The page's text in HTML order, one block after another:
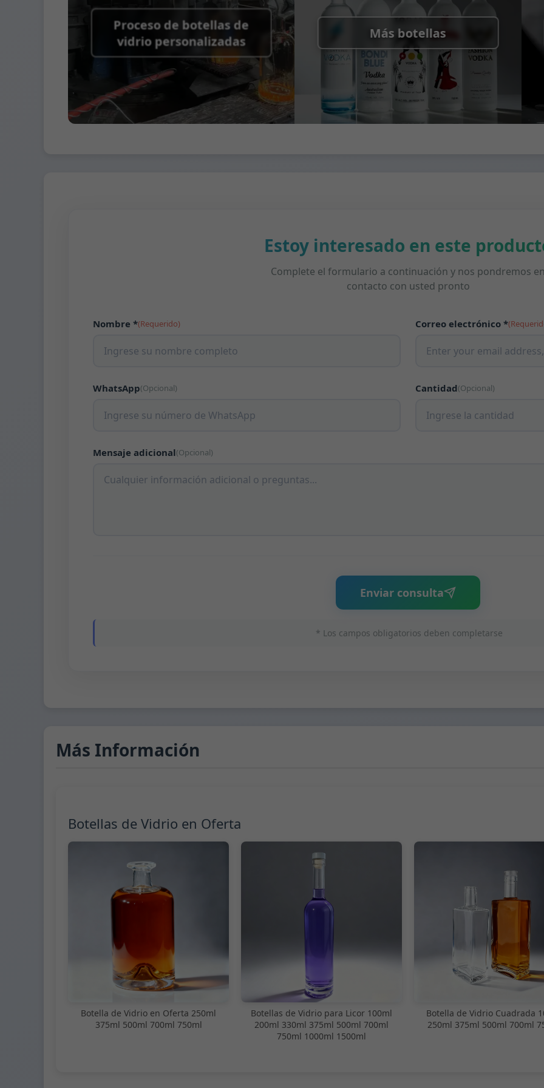
Proceso de botellas de
vidrio personalizadas
Más botellas
Estoy interesado en este
Complete el formulario a continuación y nos pondremos
contacto con usted pronto
Nombre *(Requerido) Correo electrónico *
WhatsApp(Opcional) Cantidad(Opcional)
Mensaje adicional(Opcional)
Enviar consulta
* Los campos obligatorios deben completarse
Más Información
Botellas de Vidrio en Oferta
Botella de Vidrio en Oferta 250ml
375ml 500ml 700ml 750ml
Botellas de Vidrio para Licor 100ml
200ml 330ml 375ml 500ml 700ml
750ml 1000ml 1500ml
Botella de Vidrio Cuadrada
250ml 375ml 500ml 700ml